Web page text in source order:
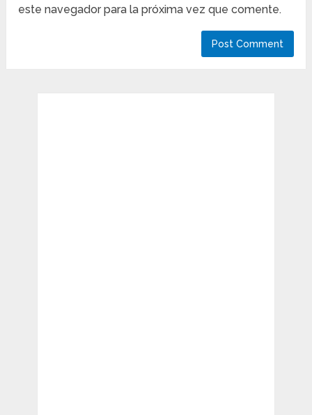
este navegador para la próxima vez que comente.